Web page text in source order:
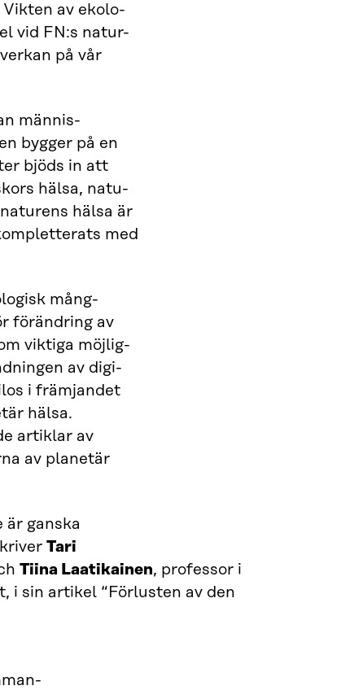
av ekolo-
vid FN:s natur-
på vår
männis-
bygger på en
bjöds in att
hälsa, natu-
hälsa är
med
mång-
förändring av
viktiga möjlig-
av digi-
i främjandet
hälsa.
artiklar av
av planetär
ganska
Tari
Tiina Laatikainen, professor i
i sin artikel “Förlusten av den